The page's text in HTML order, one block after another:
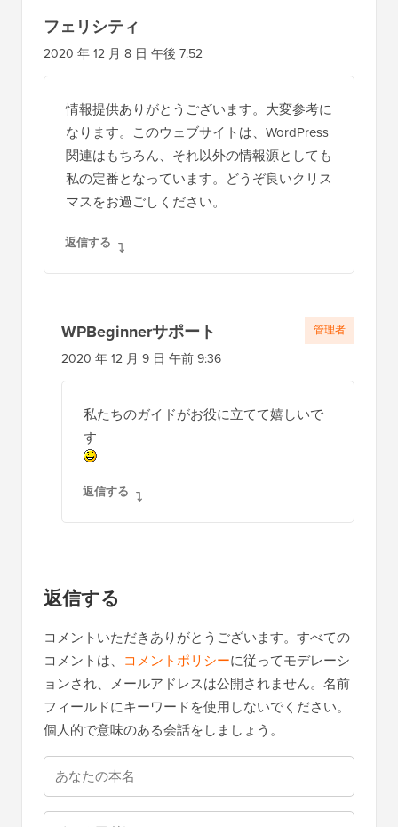
の
イ
ン
フェリシティ
2020 年 12 月 8 日 午後 7:52
情報提供ありがとうございます。大変参考に
なります。このウェブサイトは、WordPress
関連はもちろん、それ以外の情報源としても
私の定番となっています。どうぞ良いクリス
マスをお過ごしください。
返信する
WPBeginnerサポート
2020 年 12 月 9 日 午前 9:36
私たちのガイドがお役に立てて嬉しいで
す
返信する
管理者
返信する
コメントいただきありがとうございます。すべての
コメントは、 コメントポリシーに従ってモデレーシ
ョンされ、メールアドレスは公開されません。名前
フィールドにキーワードを使用しないでください。
個人的で意味のある会話をしましょう。